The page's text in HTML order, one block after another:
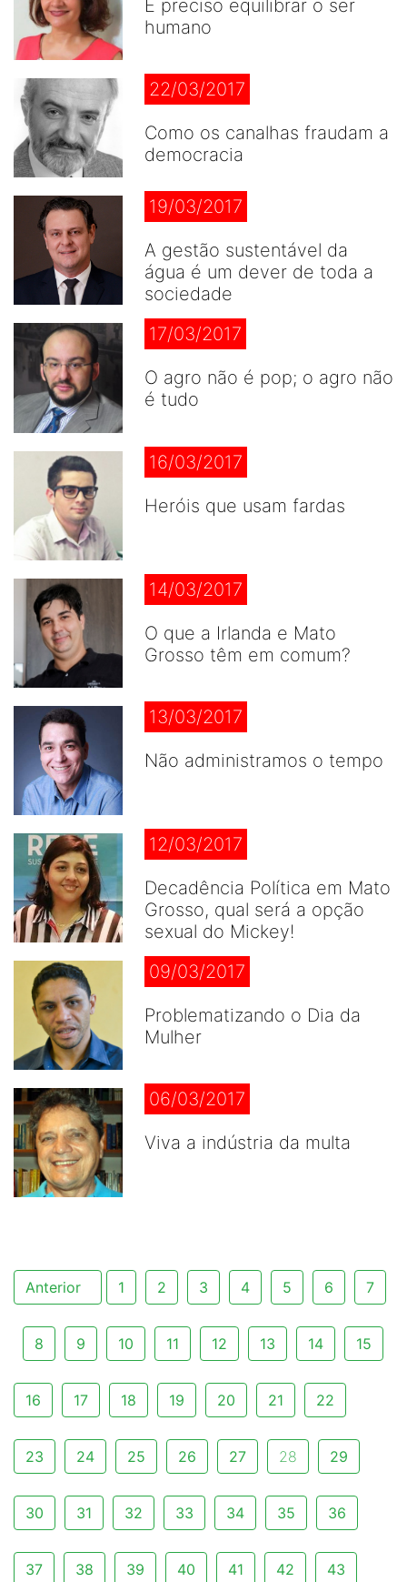
É preciso equilibrar o ser
humano
22/03/2017
Como os canalhas fraudam a
democracia
19/03/2017
A gestão sustentável da
água é um dever de toda a
sociedade
17/03/2017
O agro não é pop; o agro não
é tudo
16/03/2017
Heróis que usam fardas
14/03/2017
O que a Irlanda e Mato
Grosso têm em comum?
13/03/2017
Não administramos o tempo
12/03/2017
Decadência Política em Mato
Grosso, qual será a opção
sexual do Mickey!
09/03/2017
Problematizando o Dia da
Mulher
06/03/2017
Viva a indústria da multa
Anterior 1 2 3 4 5 6 7
8 9 10 11 12 13 14 15
16 17 18 19 20 21 22
23 24 25 26 27 28 29
30 31 32 33 34 35 36
37 38 39 40 41 42 43